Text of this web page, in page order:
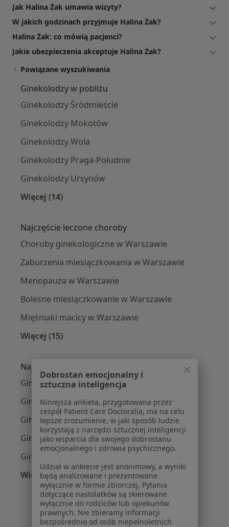
Jak Halina Żak umawia wizyty?
W jakich godzinach przyjmuje Halina Żak?
Halina Żak: co mówią pacjenci?
Jakie ubezpieczenia akceptuje Halina Żak?
Powiązane wyszukiwania
Ginekolodzy w pobliżu
Ginekolodzy Śródmieście
Ginekolodzy Mokotów
Ginekolodzy Wola
Ginekolodzy Praga-Południe
Ginekolodzy Ursynów
Więcej (14)
Najczęście leczone choroby
Choroby ginekologiczne w Warszawie
Zaburzenia miesiączkowania w Warszawie
Menopauza w Warszawie
Bolesne miesiączkowanie w Warszawie
Mięśniaki macicy w Warszawie
Więcej (15)
Najpopularniejsze ubezpieczenia
Ginekolodzy z Medicover w Warszawie
Ginekolodzy z Allianz w Warszawie
Ginekolodzy z INTER Polska w Warszawie
Ginekolodzy z Signal Iduna w Warszawie
Ginekolodzy z Compensa w Warszawie
Więcej (14)
Więcej w kategorii: Najpopularniejsze
Dobrostan emocjonalny i
sztuczna inteligencja
Niniejsza ankieta, przygotowana przez
zespół Patient Care Doctoralia, ma na celu
lepsze zrozumienie, w jaki sposób ludzie
korzystają z narzędzi sztucznej inteligencji
jako wsparcia dla swojego dobrostanu
emocjonalnego i zdrowia psychicznego.
Udział w ankiecie jest anonimowy, a wyniki
będą analizowane i prezentowane
wyłącznie w formie zbiorczej. Pytania
dotyczące nastolatków są skierowane
wyłącznie do rodziców lub opiekunów
prawnych. Nie zbieramy informacji
bezpośrednio od osób niepełnoletnich.